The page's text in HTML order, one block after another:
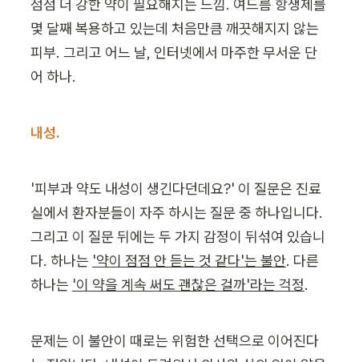
점점 더 강한 약이 필요해지는 느낌. 여드름 항생제를
몇 달째 복용하고 있는데 처음만큼 깨끗해지지 않는
피부. 그리고 어느 날, 인터넷에서 마주한 무서운 단
어 하나.
내성.
'피부과 약도 내성이 생긴다던데요?' 이 질문은 진료
실에서 환자분들이 자주 하시는 질문 중 하나입니다.
그리고 이 질문 뒤에는 두 가지 감정이 뒤섞여 있습니
다. 하나는 '약이 점점 안 듣는 것 같다'는 불안. 다른
하나는 '이 약을 계속 써도 괜찮은 걸까'라는 걱정.
문제는 이 불안이 때로는 위험한 선택으로 이어진다